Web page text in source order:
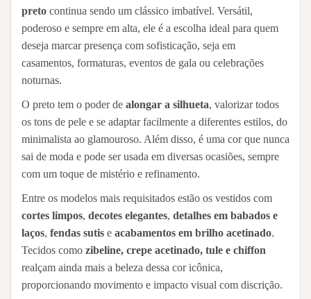
preto continua sendo um clássico imbatível. Versátil,
poderoso e sempre em alta, ele é a escolha ideal para quem
deseja marcar presença com sofisticação, seja em
casamentos, formaturas, eventos de gala ou celebrações
noturnas.
O preto tem o poder de alongar a silhueta, valorizar todos
os tons de pele e se adaptar facilmente a diferentes estilos, do
minimalista ao glamouroso. Além disso, é uma cor que nunca
sai de moda e pode ser usada em diversas ocasiões, sempre
com um toque de mistério e refinamento.
Entre os modelos mais requisitados estão os vestidos com
cortes limpos, decotes elegantes, detalhes em babados e
laços, fendas sutis e acabamentos em brilho acetinado.
Tecidos como zibeline, crepe acetinado, tule e chiffon
realçam ainda mais a beleza dessa cor icônica,
proporcionando movimento e impacto visual com discrição.